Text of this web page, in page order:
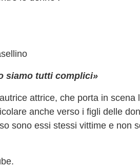
siamo tutti complici»
attrice, che porta in scena
anche verso i figli delle
sono essi stessi vittime e non